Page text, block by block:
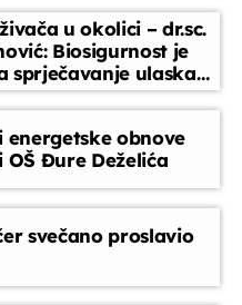
događanjima,
informacijama za
close
u okolici – dr.sc.
Biosigurnost je
sprječavanje ulaska
energetske obnove
Đure Deželića
svečano proslavio